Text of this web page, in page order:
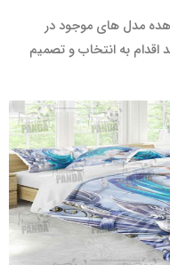
مدل های موجود در
اقدام به انتخاب و تصمیم